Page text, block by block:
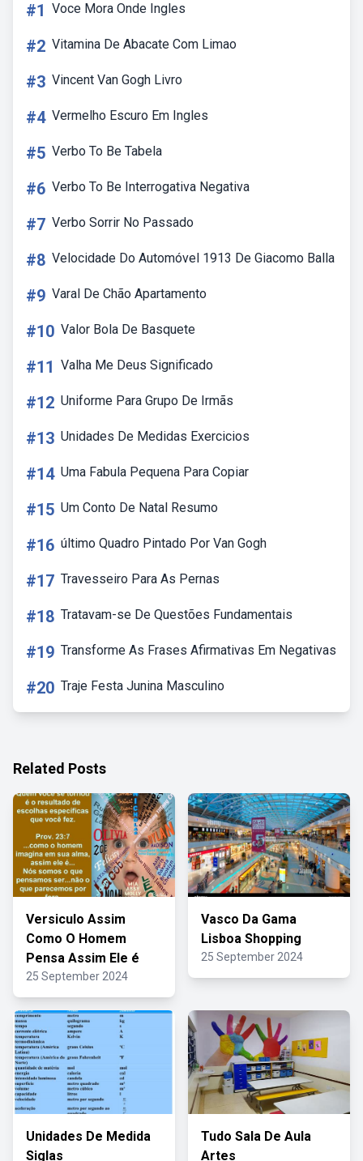
#1 Voce Mora Onde Ingles
#2 Vitamina De Abacate Com Limao
#3 Vincent Van Gogh Livro
#4 Vermelho Escuro Em Ingles
#5 Verbo To Be Tabela
#6 Verbo To Be Interrogativa Negativa
#7 Verbo Sorrir No Passado
#8 Velocidade Do Automóvel 1913 De Giacomo Balla
#9 Varal De Chão Apartamento
#10 Valor Bola De Basquete
#11 Valha Me Deus Significado
#12 Uniforme Para Grupo De Irmãs
#13 Unidades De Medidas Exercicios
#14 Uma Fabula Pequena Para Copiar
#15 Um Conto De Natal Resumo
#16 último Quadro Pintado Por Van Gogh
#17 Travesseiro Para As Pernas
#18 Tratavam-se De Questões Fundamentais
#19 Transforme As Frases Afirmativas Em Negativas
#20 Traje Festa Junina Masculino
Related Posts
Versiculo Assim
Como O Homem
Pensa Assim Ele é
25 September 2024
Vasco Da Gama
Lisboa Shopping
25 September 2024
Unidades De Medida
Siglas
Tudo Sala De Aula
Artes